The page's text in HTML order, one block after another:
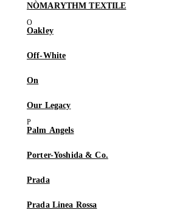
NÒMARYTHM TEXTILE
Oakley
Off-White
On
Our Legacy
Palm Angels
Porter-Yoshida & Co.
Prada
Prada Linea Rossa